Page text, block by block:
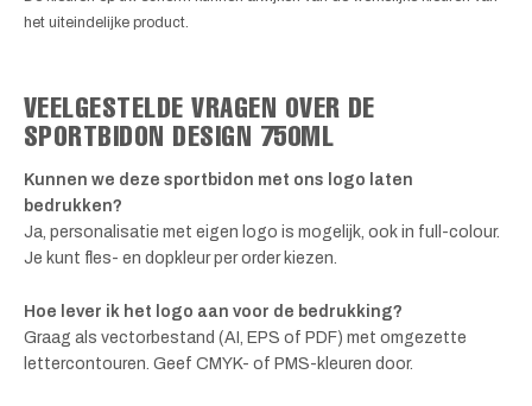
het uiteindelijke product.
VEELGESTELDE VRAGEN OVER DE
SPORTBIDON DESIGN 750ML
Kunnen we deze sportbidon met ons logo laten
bedrukken?
Ja, personalisatie met eigen logo is mogelijk, ook in full-colour.
Je kunt fles- en dopkleur per order kiezen.
Hoe lever ik het logo aan voor de bedrukking?
Graag als vectorbestand (AI, EPS of PDF) met omgezette
lettercontouren. Geef CMYK- of PMS-kleuren door.